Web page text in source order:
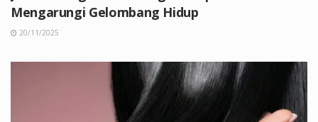
Mengarungi Gelombang Hidup
20/11/2025